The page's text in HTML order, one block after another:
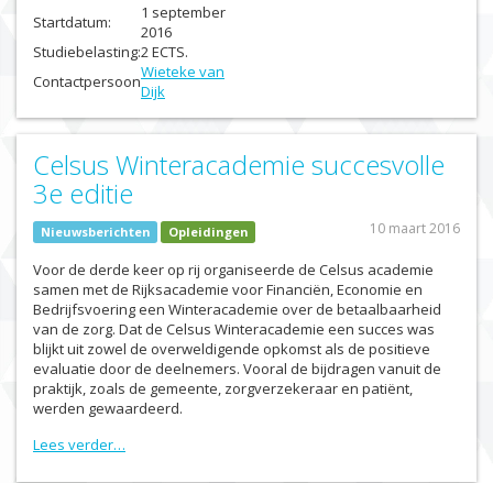
Startdatum:
1 september
2016
Studiebelasting:2 ECTS.
ContactpersoonWieteke van
Dijk
Celsus Winteracademie succesvolle
3e editie
10 maart 2016
Nieuwsberichten Opleidingen
Voor de derde keer op rij organiseerde de Celsus academie
samen met de Rijksacademie voor Financiën, Economie en
Bedrijfsvoering een Winteracademie over de betaalbaarheid
van de zorg. Dat de Celsus Winteracademie een succes was
blijkt uit zowel de overweldigende opkomst als de positieve
evaluatie door de deelnemers. Vooral de bijdragen vanuit de
praktijk, zoals de gemeente, zorgverzekeraar en patiënt,
werden gewaardeerd.
Lees verder…